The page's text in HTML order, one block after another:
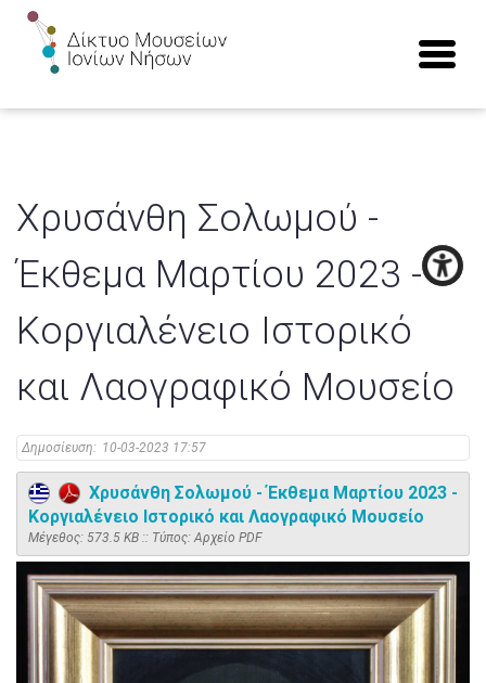
Χρυσάνθη Σολωμού -
Έκθεμα Μαρτίου 2023 -
Κοργιαλένειο Ιστορικό
και Λαογραφικό Μουσείο
Δημοσίευση: 10-03-2023 17:57
Χρυσάνθη Σολωμού - Έκθεμα Μαρτίου 2023 -
Κοργιαλένειο Ιστορικό και Λαογραφικό Μουσείο
Mέγεθος: 573.5 KB :: Τύπος: Αρχείο PDF